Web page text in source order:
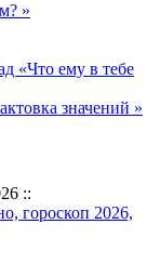
»
«Что ему в тебе
значений »
::
гороскоп 2026,